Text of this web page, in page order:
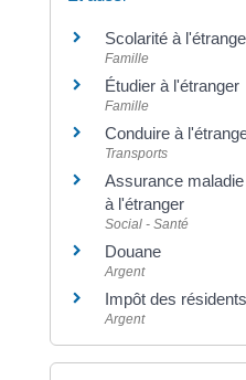
Scolarité à
Famille
Étudier à l'étranger
Famille
Conduire à
Transports
Assurance
à l'étranger
Social - Santé
Douane
Argent
Impôt des
Argent